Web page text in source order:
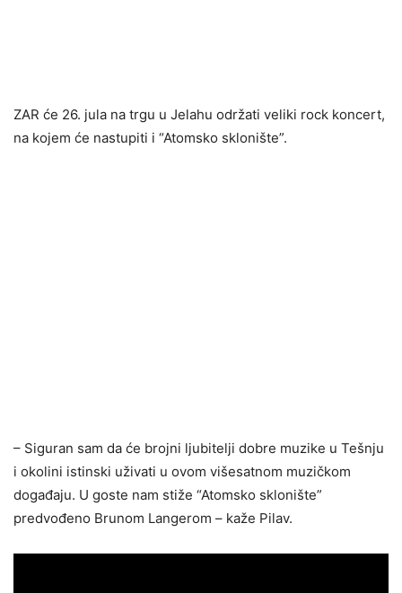
ZAR će 26. jula na trgu u Jelahu održati veliki rock koncert,
na kojem će nastupiti i “Atomsko sklonište”.
– Siguran sam da će brojni ljubitelji dobre muzike u Tešnju
i okolini istinski uživati u ovom višesatnom muzičkom
događaju. U goste nam stiže “Atomsko sklonište”
predvođeno Brunom Langerom – kaže Pilav.